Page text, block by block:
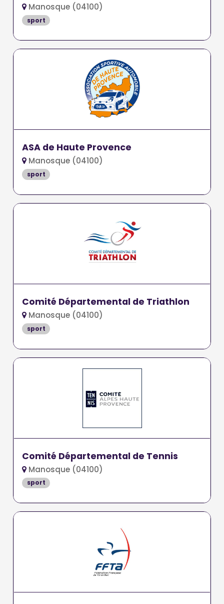
Manosque (04100)
sport
ASA de Haute Provence
Manosque (04100)
sport
Comité Départemental de Triathlon
Manosque (04100)
sport
Comité Départemental de Tennis
Manosque (04100)
sport